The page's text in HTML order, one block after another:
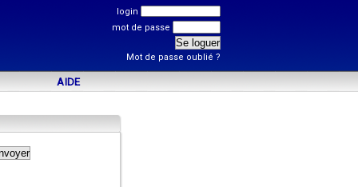
login
mot de passe
Mot de passe oublié ?
AIDE